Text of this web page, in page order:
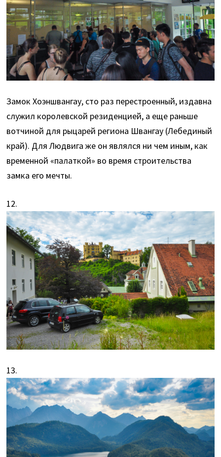
Замок Хоэншвангау, сто раз перестроенный, издавна
служил королевской резиденцией, а еще раньше
вотчиной для рыцарей региона Швангау (Лебединый
край). Для Людвига же он являлся ни чем иным, как
временной «палаткой» во время строительства
замка его мечты.
12.
13.